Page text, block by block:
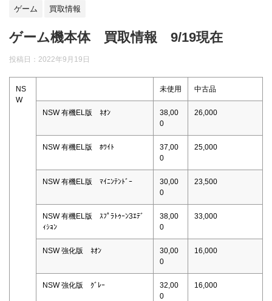
ゲーム 買取情報
ゲーム機本体 買取情報 9/19現在
投稿日： 2022年9月19日
NS
W
未使用 中古品
NSW 有機EL版 ﾈｵﾝ
38,00
0
26,000
NSW 有機EL版 ﾎﾜｲﾄ
37,00
0
25,000
NSW 有機EL版 ﾏｲﾆﾝﾃﾝﾄﾞｰ
30,00
0
23,500
NSW 有機EL版 ｽﾌﾟﾗﾄｩｰﾝ3ｴﾃﾞ
ｨｼｮﾝ
38,00
0
33,000
NSW 強化版 ﾈｵﾝ
30,00
0
16,000
NSW 強化版 ｸﾞﾚｰ
32,00
0
16,000